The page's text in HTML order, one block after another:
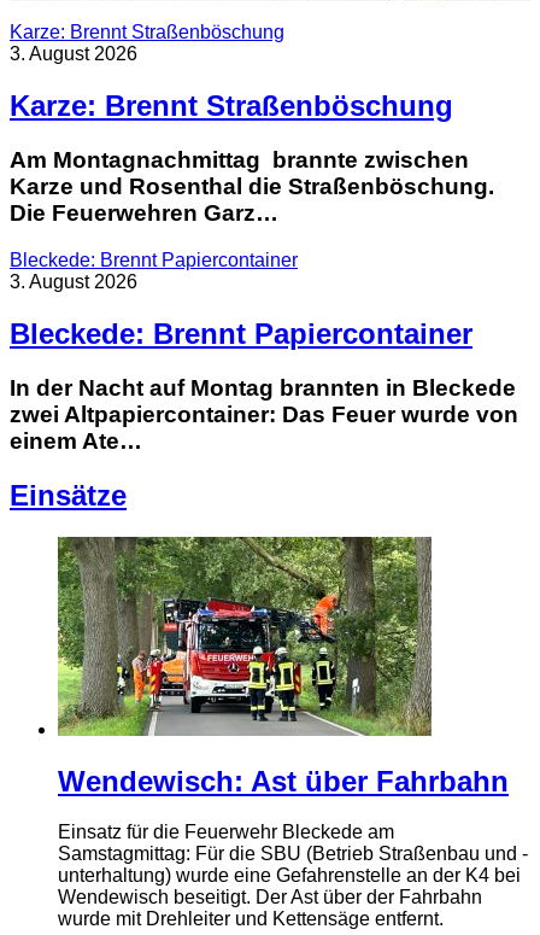
Karze: Brennt Straßenböschung
3. August 2026
Karze: Brennt Straßenböschung
Am Montagnachmittag brannte zwischen
Karze und Rosenthal die Straßenböschung.
Die Feuerwehren Garz…
Bleckede: Brennt Papiercontainer
3. August 2026
Bleckede: Brennt Papiercontainer
In der Nacht auf Montag brannten in Bleckede
zwei Altpapiercontainer: Das Feuer wurde von
einem Ate…
Einsätze
Wendewisch: Ast über Fahrbahn
Einsatz für die Feuerwehr Bleckede am
Samstagmittag: Für die SBU (Betrieb Straßenbau und -
unterhaltung) wurde eine Gefahrenstelle an der K4 bei
Wendewisch beseitigt. Der Ast über der Fahrbahn
wurde mit Drehleiter und Kettensäge entfernt.